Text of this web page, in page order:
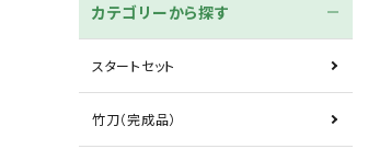
カテゴリーから探す
スタートセット
竹刀（完成品）